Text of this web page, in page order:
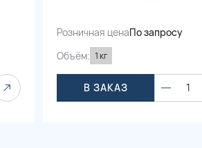
Розничная ценаПо запросу
Объём: 1 кг
В ЗАКАЗ 1